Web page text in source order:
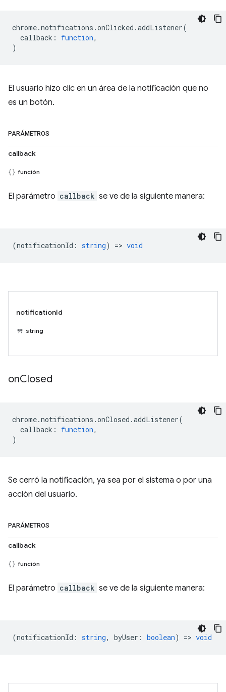
chrome.notifications .onClicked .addListener(
callback : function,
)
El usuario hizo clic en un área de la notificación que no
es un botón.
PARÁMETROS
callback
función
El parámetro callback se ve de la siguiente manera:
(notificationId : string) => void
notificationId
string
onClosed
chrome.notifications .onClosed .addListener(
callback : function,
)
Se cerró la notificación, ya sea por el sistema o por una
acción del usuario.
PARÁMETROS
callback
función
El parámetro callback se ve de la siguiente manera:
(notificationId : string, byUser : boolean) => void